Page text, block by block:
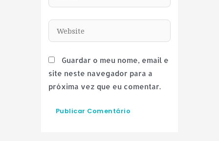
Guardar o meu nome, email e
site neste navegador para a
próxima vez que eu comentar.